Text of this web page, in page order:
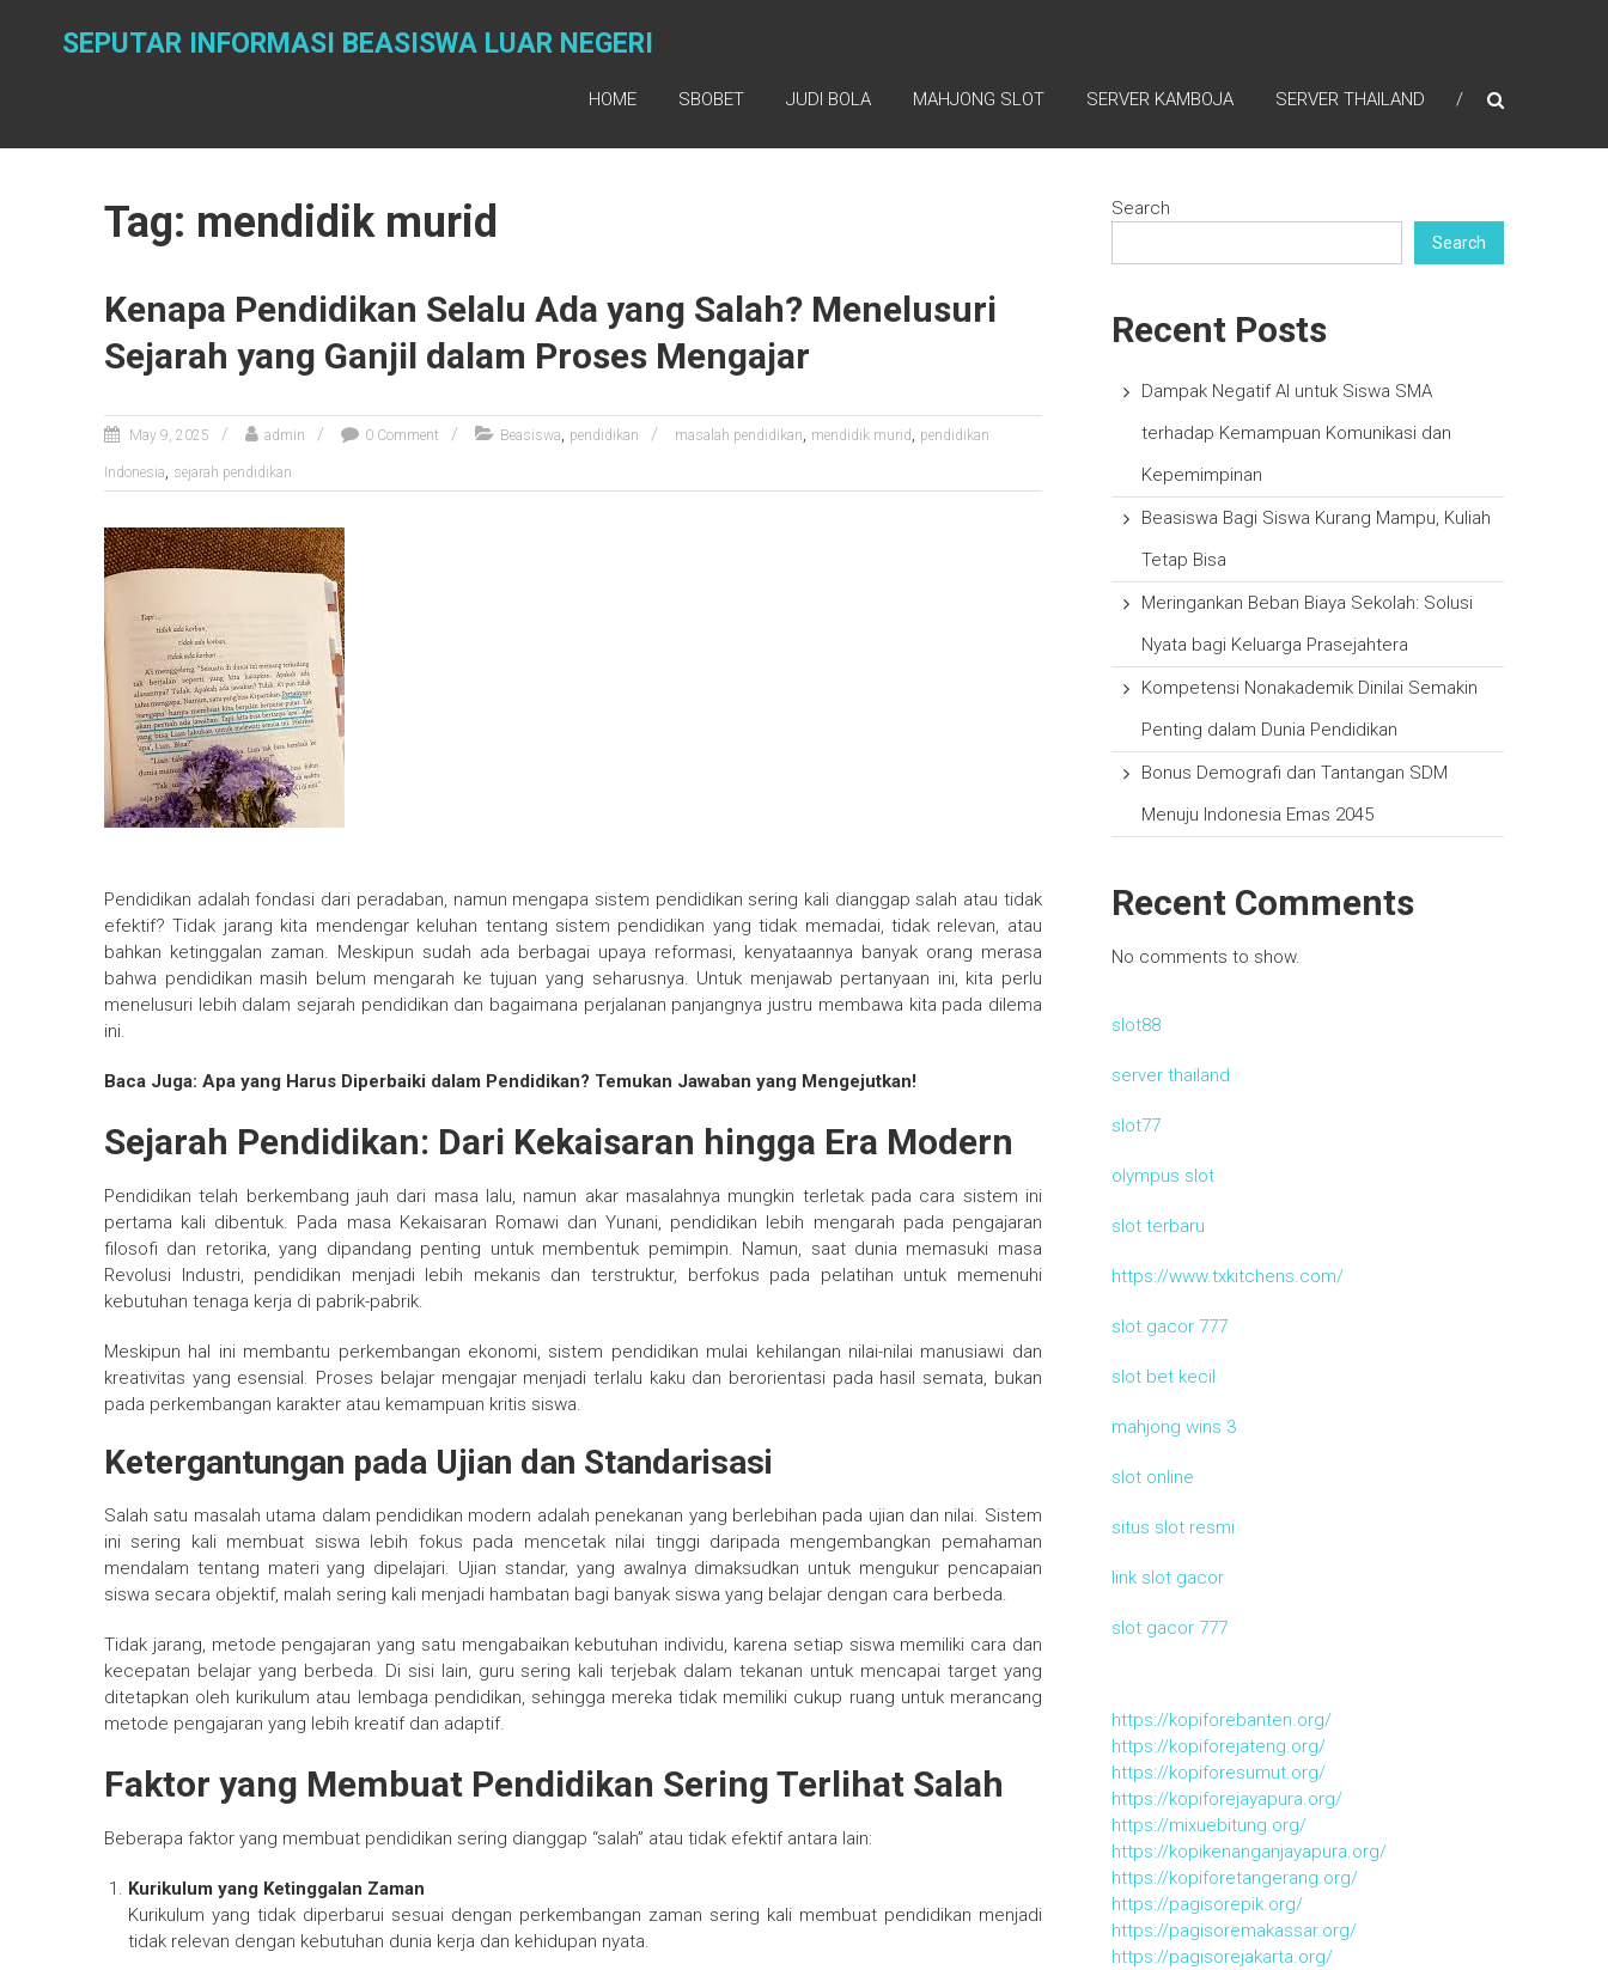
SEPUTAR INFORMASI BEASISWA LUAR NEGERI
HOME SBOBET JUDI BOLA MAHJONG SLOT SERVER KAMBOJA SERVER THAILAND
Tag: mendidik murid
Kenapa Pendidikan Selalu Ada yang Salah? Menelusuri
Sejarah yang Ganjil dalam Proses Mengajar
May 9, 2025 admin 0 Comment Beasiswa, pendidikan masalah pendidikan, mendidik murid , pendidikan
Indonesia, sejarah pendidikan
Pendidikan adalah fondasi dari peradaban, namun mengapa sistem pendidikan sering kali dianggap salah atau tidak
efektif? Tidak jarang kita mendengar keluhan tentang sistem pendidikan yang tidak memadai, tidak relevan, atau
bahkan ketinggalan zaman. Meskipun sudah ada berbagai upaya reformasi, kenyataannya banyak orang merasa
bahwa pendidikan masih belum mengarah ke tujuan yang seharusnya. Untuk menjawab pertanyaan ini, kita perlu
menelusuri lebih dalam sejarah pendidikan dan bagaimana perjalanan panjangnya justru membawa kita pada dilema
ini.
Baca Juga: Apa yang Harus Diperbaiki dalam Pendidikan? Temukan Jawaban yang Mengejutkan!
Sejarah Pendidikan: Dari Kekaisaran hingga Era Modern
Pendidikan telah berkembang jauh dari masa lalu, namun akar masalahnya mungkin terletak pada cara sistem ini
pertama kali dibentuk. Pada masa Kekaisaran Romawi dan Yunani, pendidikan lebih mengarah pada pengajaran
filosofi dan retorika, yang dipandang penting untuk membentuk pemimpin. Namun, saat dunia memasuki masa
Revolusi Industri, pendidikan menjadi lebih mekanis dan terstruktur, berfokus pada pelatihan untuk memenuhi
kebutuhan tenaga kerja di pabrik-pabrik.
Meskipun hal ini membantu perkembangan ekonomi, sistem pendidikan mulai kehilangan nilai-nilai manusiawi dan
kreativitas yang esensial. Proses belajar mengajar menjadi terlalu kaku dan berorientasi pada hasil semata, bukan
pada perkembangan karakter atau kemampuan kritis siswa.
Ketergantungan pada Ujian dan Standarisasi
Salah satu masalah utama dalam pendidikan modern adalah penekanan yang berlebihan pada ujian dan nilai. Sistem
ini sering kali membuat siswa lebih fokus pada mencetak nilai tinggi daripada mengembangkan pemahaman
mendalam tentang materi yang dipelajari. Ujian standar, yang awalnya dimaksudkan untuk mengukur pencapaian
siswa secara objektif, malah sering kali menjadi hambatan bagi banyak siswa yang belajar dengan cara berbeda.
Tidak jarang, metode pengajaran yang satu mengabaikan kebutuhan individu, karena setiap siswa memiliki cara dan
kecepatan belajar yang berbeda. Di sisi lain, guru sering kali terjebak dalam tekanan untuk mencapai target yang
ditetapkan oleh kurikulum atau lembaga pendidikan, sehingga mereka tidak memiliki cukup ruang untuk merancang
metode pengajaran yang lebih kreatif dan adaptif.
Faktor yang Membuat Pendidikan Sering Terlihat Salah
Beberapa faktor yang membuat pendidikan sering dianggap “salah” atau tidak efektif antara lain:
Kurikulum yang Ketinggalan Zaman
Kurikulum yang tidak diperbarui sesuai dengan perkembangan zaman sering kali membuat pendidikan menjadi
tidak relevan dengan kebutuhan dunia kerja dan kehidupan nyata.
Search
Search
Recent Posts
Dampak Negatif AI untuk Siswa SMA
terhadap Kemampuan Komunikasi dan
Kepemimpinan
Beasiswa Bagi Siswa Kurang Mampu, Kuliah
Tetap Bisa
Meringankan Beban Biaya Sekolah: Solusi
Nyata bagi Keluarga Prasejahtera
Kompetensi Nonakademik Dinilai Semakin
Penting dalam Dunia Pendidikan
Bonus Demografi dan Tantangan SDM
Menuju Indonesia Emas 2045
Recent Comments
No comments to show.
slot88
server thailand
slot77
olympus slot
slot terbaru
https://www.txkitchens.com/
slot gacor 777
slot bet kecil
mahjong wins 3
slot online
situs slot resmi
link slot gacor
slot gacor 777
https://kopiforebanten.org/
https://kopiforejateng.org/
https://kopiforesumut.org/
https://kopiforejayapura.org/
https://mixuebitung.org/
https://kopikenanganjayapura.org/
https://kopiforetangerang.org/
https://pagisorepik.org/
https://pagisoremakassar.org/
https://pagisorejakarta.org/